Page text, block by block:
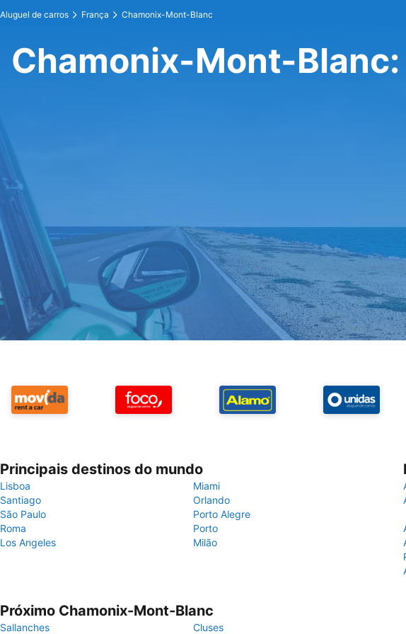
Aluguel de carros França Chamonix-Mont-Blanc
Chamonix-Mont-
Principais destinos do mundo
Lisboa
Miami
Santiago
Orlando
São Paulo
Porto Alegre
Roma
Porto
Los Angeles
Milão
Próximo Chamonix-Mont-Blanc
Sallanches Cluses